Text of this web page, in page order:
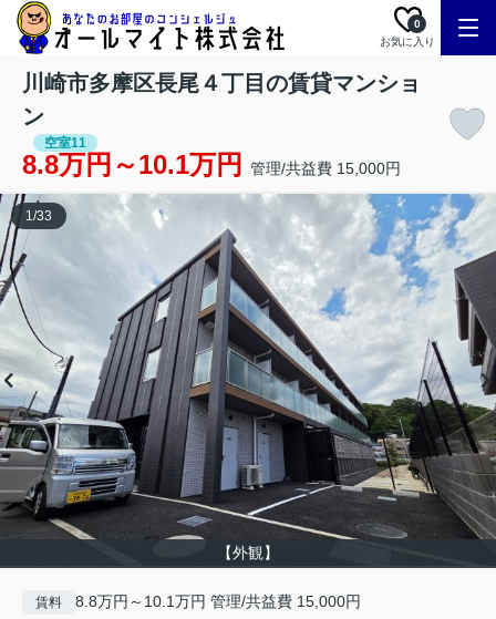
お気に入り
0
川崎市多摩区長尾４丁目の賃貸マンショ
ン
空室11
8.8万円～10.1万円 管理/共益費 15,000円
【外観】
1/33
賃料 8.8万円～10.1万円 管理/共益費 15,000円